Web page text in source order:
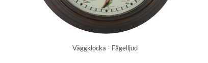
Väggklocka - Fågelljud